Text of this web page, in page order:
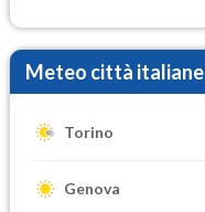
Meteo città italiane
Torino
Genova